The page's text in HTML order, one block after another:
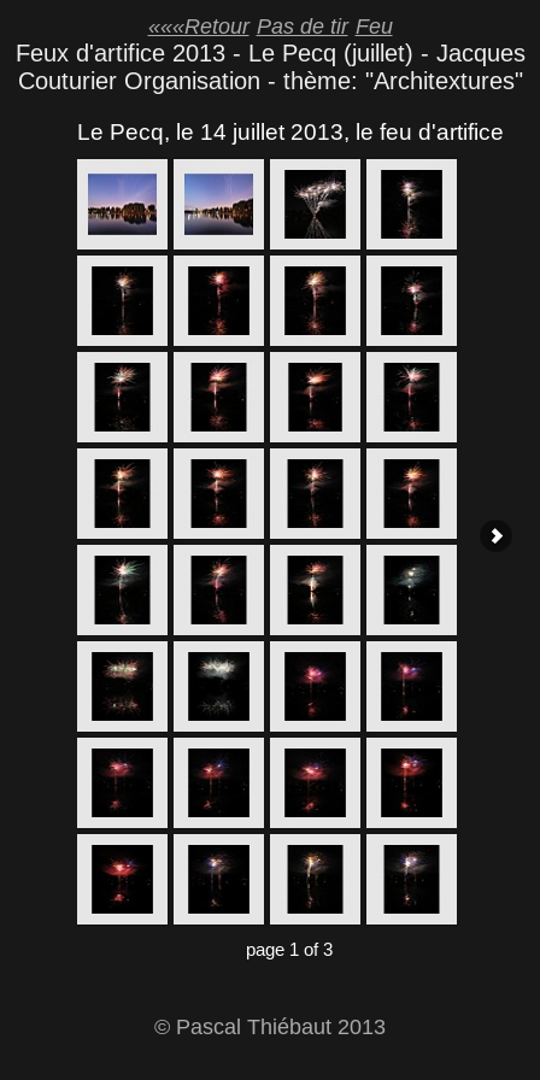
«««Retour Pas de tir Feu
Feux d'artifice 2013 - Le Pecq (juillet) - Jacques
Couturier Organisation - thème: "Architextures"
Le Pecq, le 14 juillet 2013, le feu d'artifice
page 1 of 3
© Pascal Thiébaut 2013